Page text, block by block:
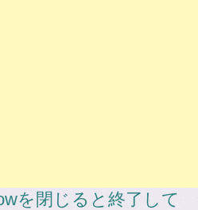
を閉じると終了して